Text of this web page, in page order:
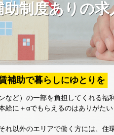
制度ありの求
補助で暮らしにゆとりを
ど）の一部を負担してくれる福
に＋αでもらえるのはありがた
以外のエリアで働く方には、住